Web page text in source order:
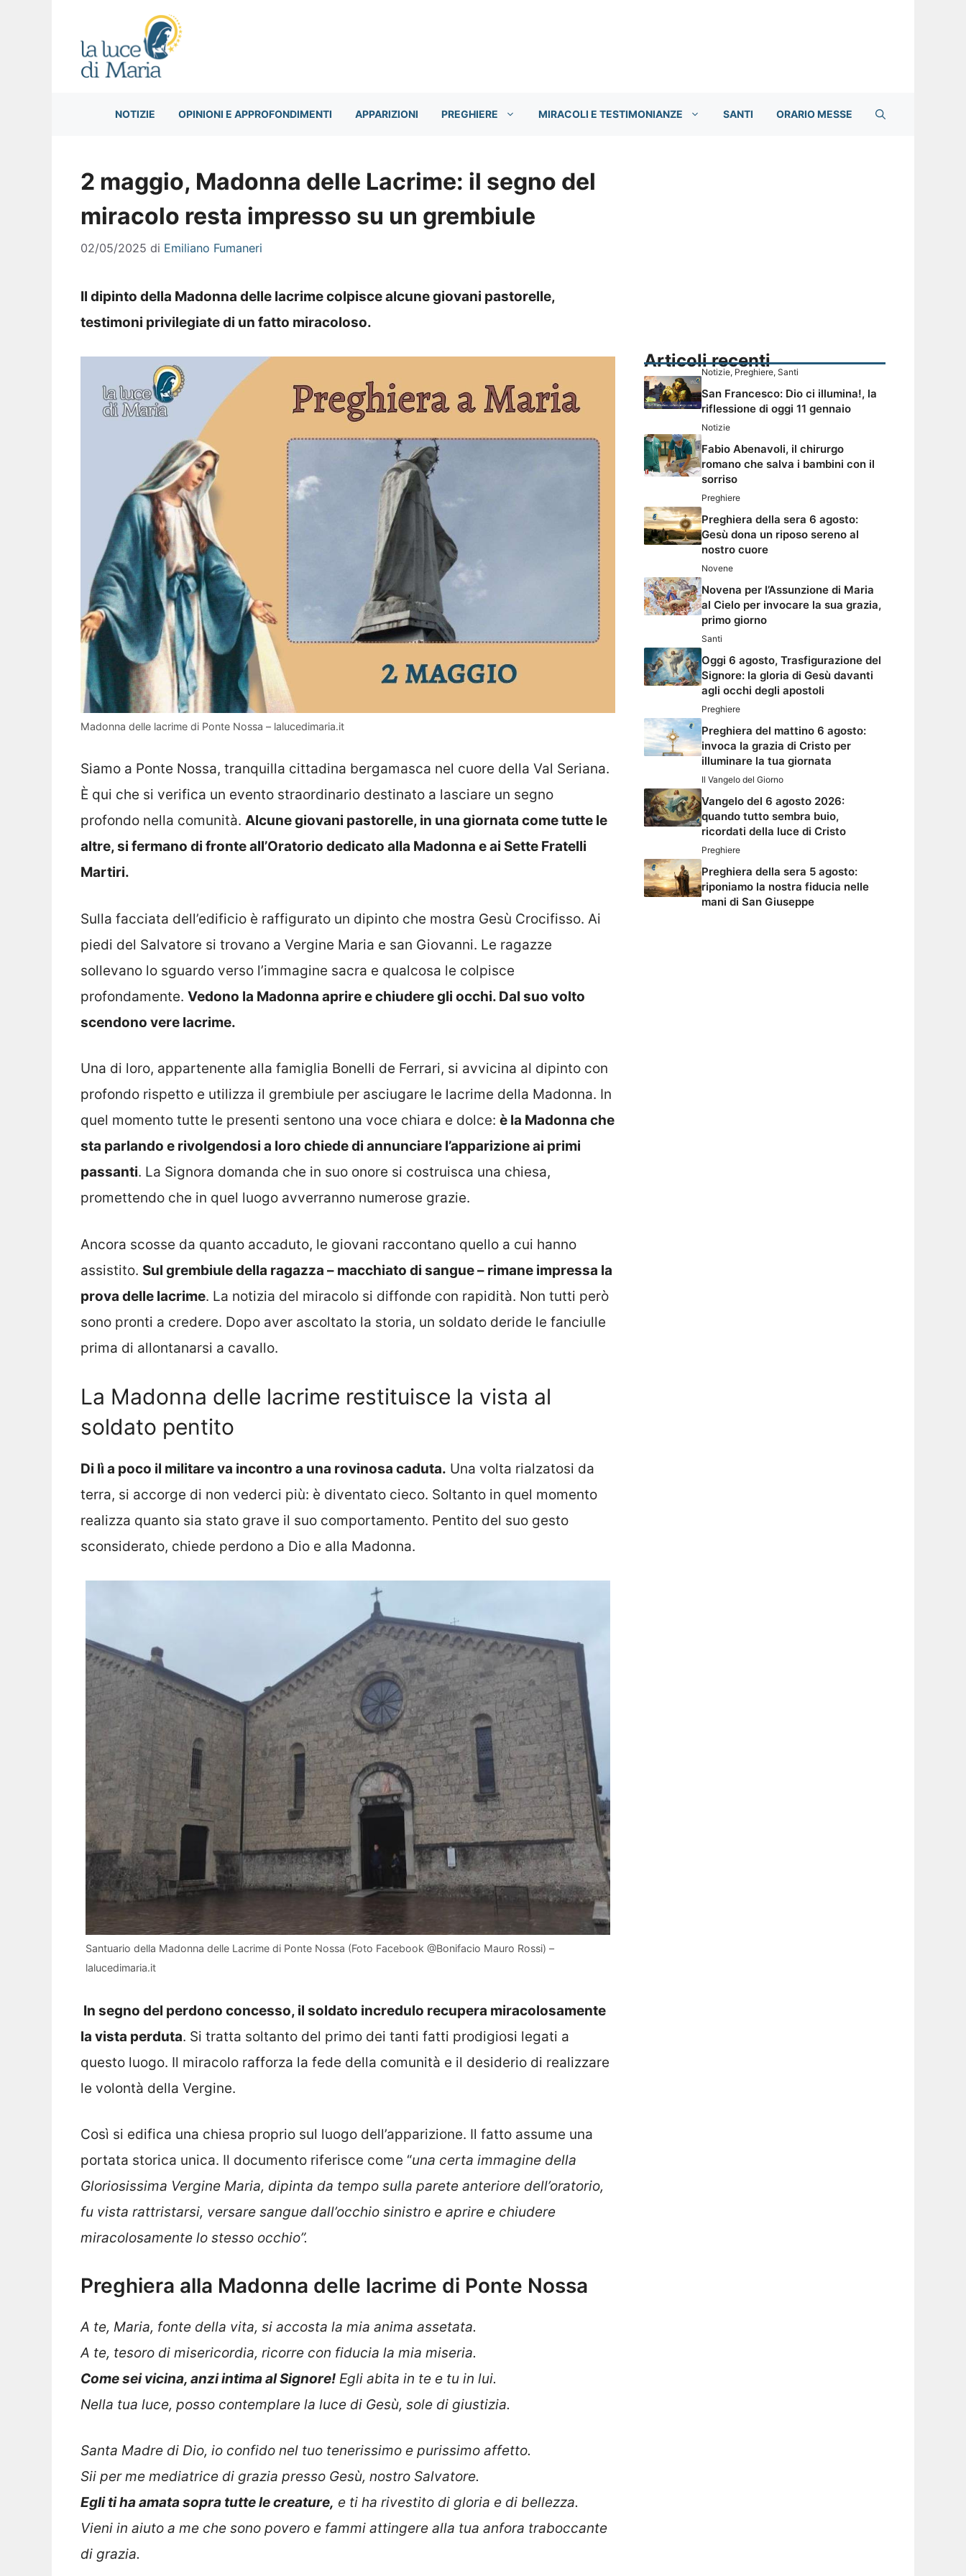
NOTIZIE OPINIONI E APPROFONDIMENTI APPARIZIONI PREGHIERE MIRACOLI E TESTIMONIANZE SANTI ORARIO MESSE
2 maggio, Madonna delle Lacrime: il segno del
miracolo resta impresso su un grembiule
02/05/2025 di Emiliano Fumaneri
Il dipinto della Madonna delle lacrime colpisce alcune giovani pastorelle,
testimoni privilegiate di un fatto miracoloso.
Madonna delle lacrime di Ponte Nossa – lalucedimaria.it
Siamo a Ponte Nossa, tranquilla cittadina bergamasca nel cuore della Val Seriana.
È qui che si verifica un evento straordinario destinato a lasciare un segno
profondo nella comunità. Alcune giovani pastorelle, in una giornata come tutte le
altre, si fermano di fronte all’Oratorio dedicato alla Madonna e ai Sette Fratelli
Martiri.
Sulla facciata dell’edificio è raffigurato un dipinto che mostra Gesù Crocifisso. Ai
piedi del Salvatore si trovano a Vergine Maria e san Giovanni. Le ragazze
sollevano lo sguardo verso l’immagine sacra e qualcosa le colpisce
profondamente. Vedono la Madonna aprire e chiudere gli occhi. Dal suo volto
scendono vere lacrime.
Una di loro, appartenente alla famiglia Bonelli de Ferrari, si avvicina al dipinto con
profondo rispetto e utilizza il grembiule per asciugare le lacrime della Madonna. In
quel momento tutte le presenti sentono una voce chiara e dolce: è la Madonna che
sta parlando e rivolgendosi a loro chiede di annunciare l’apparizione ai primi
passanti. La Signora domanda che in suo onore si costruisca una chiesa,
promettendo che in quel luogo avverranno numerose grazie.
Ancora scosse da quanto accaduto, le giovani raccontano quello a cui hanno
assistito. Sul grembiule della ragazza – macchiato di sangue – rimane impressa la
prova delle lacrime. La notizia del miracolo si diffonde con rapidità. Non tutti però
sono pronti a credere. Dopo aver ascoltato la storia, un soldato deride le fanciulle
prima di allontanarsi a cavallo.
La Madonna delle lacrime restituisce la vista al
soldato pentito
Di lì a poco il militare va incontro a una rovinosa caduta. Una volta rialzatosi da
terra, si accorge di non vederci più: è diventato cieco. Soltanto in quel momento
realizza quanto sia stato grave il suo comportamento. Pentito del suo gesto
sconsiderato, chiede perdono a Dio e alla Madonna.
Santuario della Madonna delle Lacrime di Ponte Nossa (Foto Facebook @Bonifacio Mauro Rossi) –
lalucedimaria.it
In segno del perdono concesso, il soldato incredulo recupera miracolosamente
la vista perduta. Si tratta soltanto del primo dei tanti fatti prodigiosi legati a
questo luogo. Il miracolo rafforza la fede della comunità e il desiderio di realizzare
le volontà della Vergine.
Così si edifica una chiesa proprio sul luogo dell’apparizione. Il fatto assume una
portata storica unica. Il documento riferisce come “una certa immagine della
Gloriosissima Vergine Maria, dipinta da tempo sulla parete anteriore dell’oratorio,
fu vista rattristarsi, versare sangue dall’occhio sinistro e aprire e chiudere
miracolosamente lo stesso occhio”.
Preghiera alla Madonna delle lacrime di Ponte Nossa
A te, Maria, fonte della vita, si accosta la mia anima assetata.
A te, tesoro di misericordia, ricorre con fiducia la mia miseria.
Come sei vicina, anzi intima al Signore! Egli abita in te e tu in lui.
Nella tua luce, posso contemplare la luce di Gesù, sole di giustizia.
Santa Madre di Dio, io confido nel tuo tenerissimo e purissimo affetto.
Sii per me mediatrice di grazia presso Gesù, nostro Salvatore.
Egli ti ha amata sopra tutte le creature, e ti ha rivestito di gloria e di bellezza.
Vieni in aiuto a me che sono povero e fammi attingere alla tua anfora traboccante
di grazia.
Articoli recenti
Notizie, Preghiere, Santi
San Francesco: Dio ci illumina!, la
riflessione di oggi 11 gennaio
Notizie
Fabio Abenavoli, il chirurgo
romano che salva i bambini con il
sorriso
Preghiere
Preghiera della sera 6 agosto:
Gesù dona un riposo sereno al
nostro cuore
Novene
Novena per l’Assunzione di Maria
al Cielo per invocare la sua grazia,
primo giorno
Santi
Oggi 6 agosto, Trasfigurazione del
Signore: la gloria di Gesù davanti
agli occhi degli apostoli
Preghiere
Preghiera del mattino 6 agosto:
invoca la grazia di Cristo per
illuminare la tua giornata
Il Vangelo del Giorno
Vangelo del 6 agosto 2026:
quando tutto sembra buio,
ricordati della luce di Cristo
Preghiere
Preghiera della sera 5 agosto:
riponiamo la nostra fiducia nelle
mani di San Giuseppe